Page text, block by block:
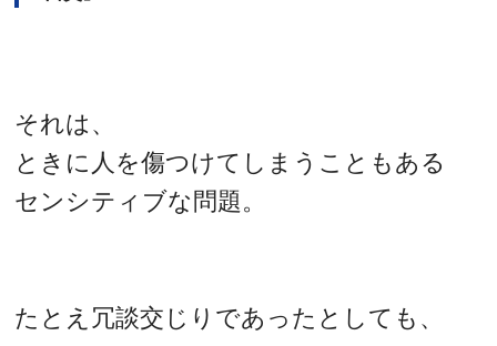
それは、
ときに人を傷つけてしまうこともある
センシティブな問題。
たとえ冗談交じりであったとしても、